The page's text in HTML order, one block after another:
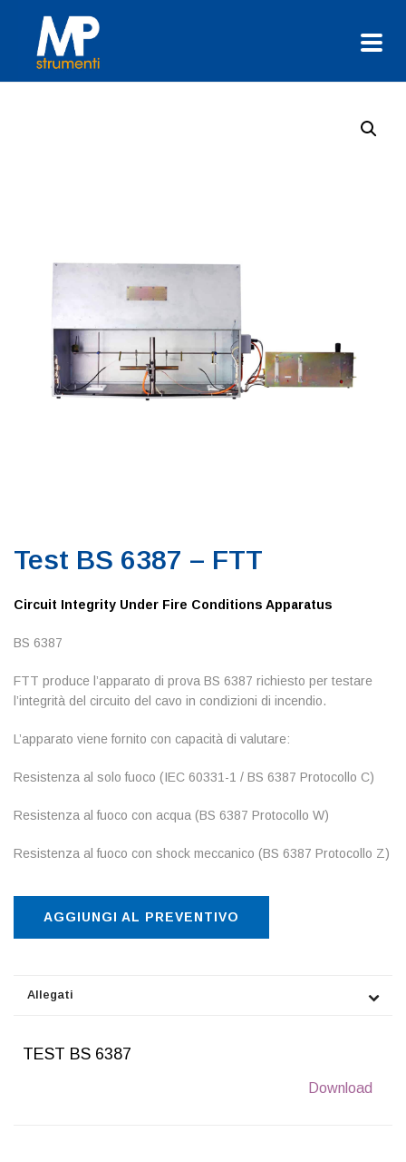
Test BS 6387 – FTT
Circuit Integrity Under Fire Conditions Apparatus
BS 6387
FTT produce l’apparato di prova BS 6387 richiesto per testare
l’integrità del circuito del cavo in condizioni di incendio.
L’apparato viene fornito con capacità di valutare:
Resistenza al solo fuoco (IEC 60331-1 / BS 6387 Protocollo C)
Resistenza al fuoco con acqua (BS 6387 Protocollo W)
Resistenza al fuoco con shock meccanico (BS 6387 Protocollo Z)
AGGIUNGI AL PREVENTIVO
Allegati
TEST BS 6387
Download